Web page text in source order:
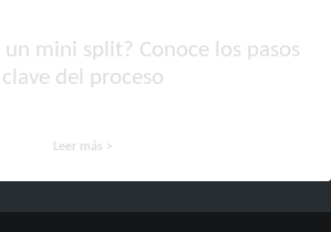
un mini split? Conoce los pasos
clave del proceso
Leer más >